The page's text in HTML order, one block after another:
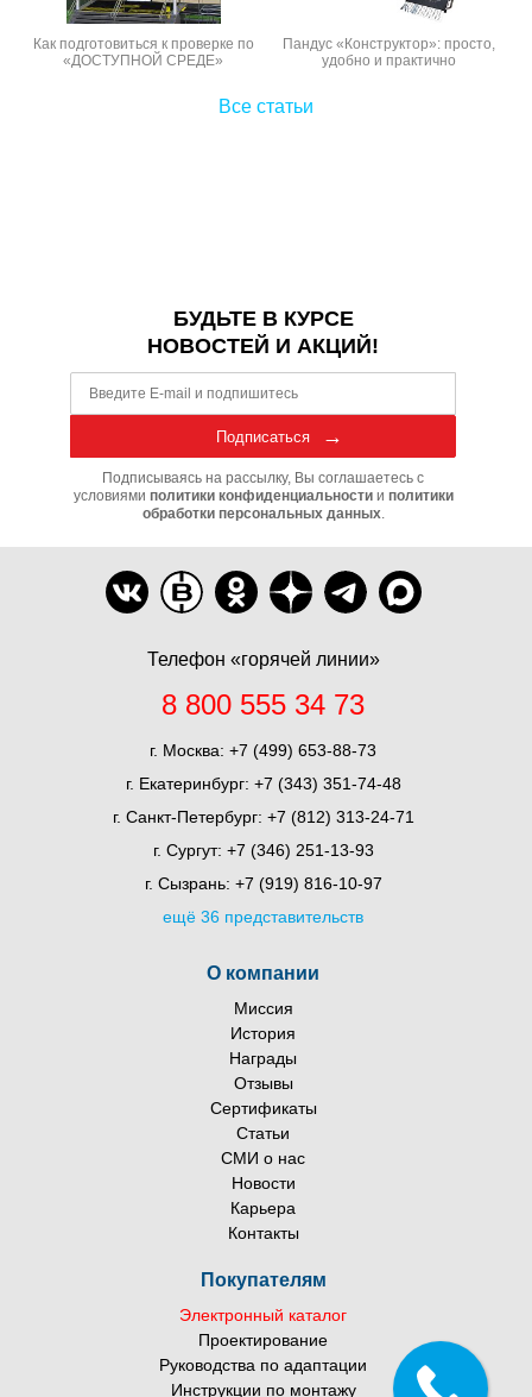
Как подготовиться к проверке по
«ДОСТУПНОЙ СРЕДЕ»
Пандус «Конструктор»: просто,
удобно и практично
Все статьи
О компании
Миссия
История
Награды
Отзывы
Сертификаты
Статьи
СМИ о нас
Новости
Карьера
Контакты
Покупателям
Электронный каталог
Проектирование
Руководства по адаптации
Инструкции по монтажу
Телефон «горячей линии»
8 800 555 34 73
г. Москва: +7 (499) 653-88-73
г. Екатеринбург: +7 (343) 351-74-48
г. Санкт-Петербург: +7 (812) 313-24-71
г. Сургут: +7 (346) 251-13-93
г. Сызрань: +7 (919) 816-10-97
ещё 36 представительств
БУДЬТЕ В КУРСЕ
НОВОСТЕЙ И АКЦИЙ!
Подписаться
Подписываясь на рассылку, Вы соглашаетесь с
условиями политики конфиденциальностии политики
обработки персональных данных.